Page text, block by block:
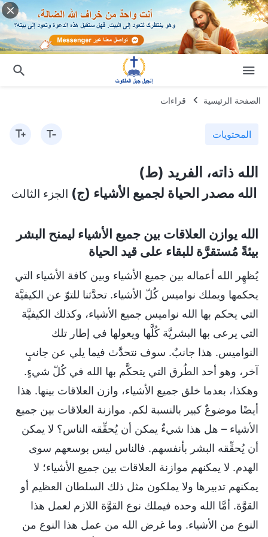
الصفحة الرئيسية قراءات
المحتويات
الله ذاته، الفريد (ط)
الله مصدر الحياة لجميع الأشياء (ج) الجزء الثالث
الله يوازن العلاقات بين جميع الأشياء ليمنح البشر
بيئةً مُستقرَّة للبقاء على قيد الحياة
يُظهِر الله أعماله بين جميع الأشياء وبين كافة الأشياء التي
يحكمها ويملك نواميس كُلّ الأشياء. تحدَّثنا للتوّ عن الكيفيَّة
التي يحكم بها الله نواميس جميع الأشياء، وكذلك الكيفيَّة
التي يرعى بها البشريَّة كُلَّها ويعولها في إطار تلك
النواميس. هذا جانبٌ. سوف نتحدَّث فيما يلي عن جانبٍ
آخر، وهو أحد الطُرق التي يتحكَّم بها الله في كُلّ شيءٍ.
وهكذا، بعدما خلق جميع الأشياء، وازن العلاقات بينها. هذا
أيضًا موضوعٌ كبير بالنسبة لكم. موازنة العلاقات بين جميع
الأشياء – هل هذا شيءٌ يمكن أن يُحقِّقه الناس؟ لا يمكن
أن يُحقِّقه البشر بأنفسهم. فالناس ليس بوسعهم سوى
الهدم. لا يمكنهم موازنة العلاقات بين جميع الأشياء؛ لا
يمكنهم تدبيرها ولا يملكون مثل ذلك السلطان العظيم أو
القوَّة. أمَّا الله وحده فيملك نوع القوَّة اللازم لعمل هذا
النوع من الأشياء. وما غرض الله من عمل هذا النوع من